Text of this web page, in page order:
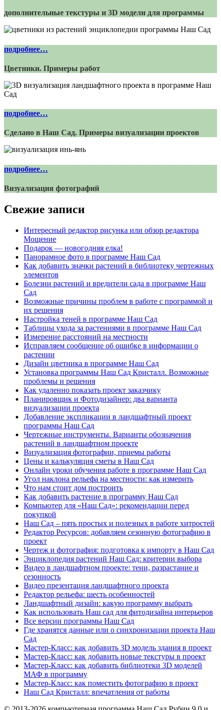
дополнительные текстуры и 3D модели для программы
подробнее…
Цветники. Примеры работ
подробнее…
Сделано в Наш Сад. Примеры визуализации проектов
подробнее…
Визуализация фотографий
Свежие записи
Интересный редактор рисунка или обзор редактора
Мощение
Подарок — новогодняя елка!
Панорамное фото в программе Наш Сад
Как добавить значки растений в библиотеку чертежных
элементов
Болезни растений и вредители сада в программе Наш
Сад
Возможные причины проблем в работе с программой и
их решения
Настройка теней в программе Наш Сад
Таблицы ухода за растениями в программе Наш Сад
Измерение расстояний на местности
Исправляем сообщение об ошибке в информации о
растении
Дизайн цветника в программе Наш Сад
Установка программы Наш Сад Кристалл. Возможные
проблемы и решения
Как удаленно показать проект заказчику
Планировщик и Фотодизайнер: два варианта
визуализации проекта
Добавление экспликации в ландшафтный проект
программы Наш Сад
Чертежные инструменты. Варианты обозначения
растений в ландшафтном проекте
Визуализация фотографии, приемы работы
Цены и калькуляция сметы в Наш Сад
Онлайн уроки обучения работе в программе Наш Сад
Угол наклона рельефа на местности: как измерить
Что нам стоит дом построить
Как добавить растение в программу Наш Сад
Компьютер для «Наш Сад»: рекомендации перед
покупкой
Наш Сад – пять простых и полезных в работе хитростей
Редактор Ресурсов: добавляем сезонную фотографию в
проект
Чертеж и фотография: подготовка к импорту в Наш Сад
Энциклопедия растений Наш Сад: критерии выбора
Видео в ландшафтном проекте: тени, разрастание и
сезонность
Видео презентация ландшафтного проекта
Редактор рельефа: шесть особенностей
Ландшафтный дизайн: какую программу выбрать
Как использовать Наш сад для фитодизайна интерьеров
Все версии программы Наш Сад
Где хранятся данные или о синхронизации проекта Наш
Сад
Мастер-Класс: как добавить 3D модель здания в проект
Мастер-Класс: как добавить новые текстуры в проект
Мастер-Класс: как добавить библиотеки 3D моделей
МАФ в программу
Мастер-Класс: как поместить фотографию в проект
Наш Сад Кристалл: впечатления от работы